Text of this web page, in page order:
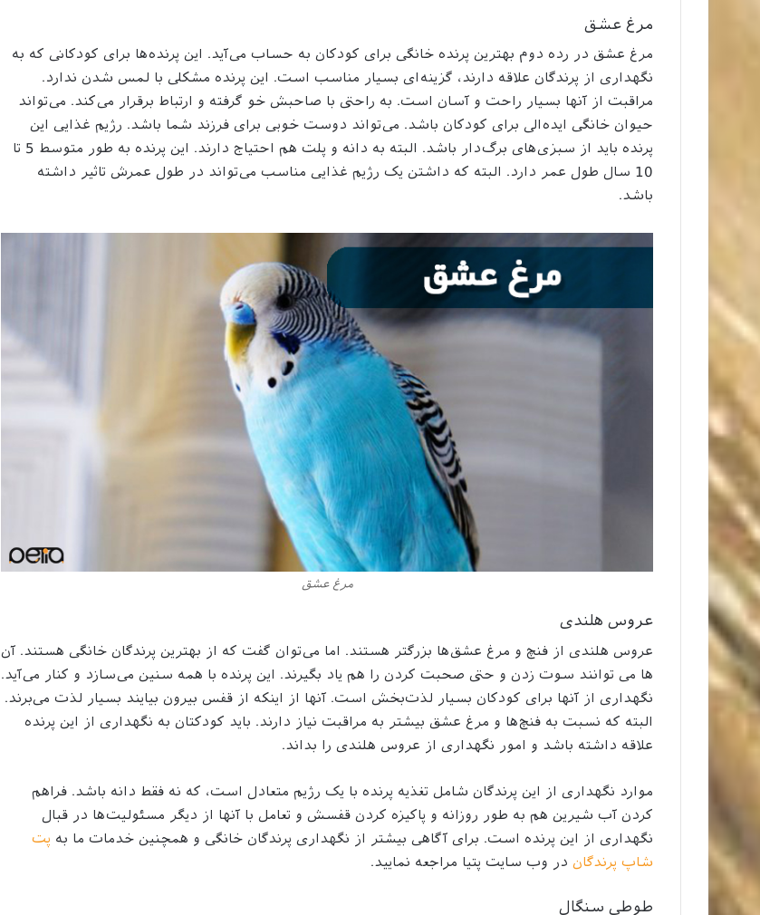
مرغ عشق
مرغ عشق در رده دوم بهترین پرنده خانگی برای کودکان به حساب می‌آید. این پرنده‌ها برای کودکانی که به
نگهداری از پرندگان علاقه دارند، گزینه‌ای بسیار مناسب است. این پرنده مشکلی با لمس شدن ندارد.
مراقبت از آنها بسیار راحت و آسان است. به راحتی با صاحبش خو گرفته و ارتباط برقرار می‌کند. می‌تواند
حیوان خانگی ایده‌الی برای کودکان باشد. می‌تواند دوست خوبی برای فرزند شما باشد. رژیم غذایی این
پرنده باید از سبزی‌های برگ‌دار باشد. البته به دانه و پلت هم احتیاج دارند. این پرنده به طور متوسط 5 تا
10 سال طول عمر دارد. البته که داشتن یک رژیم غذایی مناسب می‌تواند در طول عمرش تاثیر داشته
باشد.
مرغ عشق
عروس هلندی
عروس هلندی از فنچ و مرغ عشق‌ها بزرگتر هستند. اما می‌توان گفت که از بهترین پرندگان خانگی هستند. آن
ها می توانند سوت زدن و حتی صحبت کردن را هم یاد بگیرند. این پرنده با همه سنین می‌سازد و کنار می‌آید.
نگهداری از آنها برای کودکان بسیار لذت‌بخش است. آنها از اینکه از قفس بیرون بیایند بسیار لذت می‌برند.
البته که نسبت به فنچ‌ها و مرغ عشق بیشتر به مراقبت نیاز دارند. باید کودکتان به نگهداری از این پرنده
علاقه داشته باشد و امور نگهداری از عروس هلندی را بداند.
موارد نگهداری از این پرندگان شامل تغذیه پرنده با یک رژیم متعادل است، که نه فقط دانه باشد. فراهم
کردن آب شیرین هم به طور روزانه و پاکیزه کردن قفسش و تعامل با آنها از دیگر مسئولیت‌ها در قبال
نگهداری از این پرنده است. برای آگاهی بیشتر از نگهداری پرندگان خانگی و همچنین خدمات ما به پت
شاپ پرندگان در وب سایت پتیا مراجعه نمایید.
طوطی سنگال